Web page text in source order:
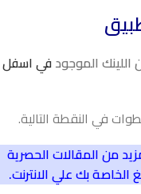
الموجودفي اسفل
في النقطة التالية.
من المقالات الحصرية
بك علي الانترنت.